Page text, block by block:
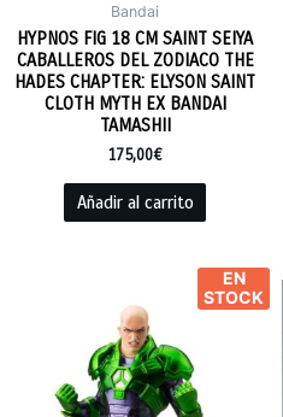
Bandai
HYPNOS FIG 18 CM SAINT SEIYA
CABALLEROS DEL ZODIACO THE
HADES CHAPTER: ELYSON SAINT
CLOTH MYTH EX BANDAI
TAMASHII
175,00€
Añadir al carrito
EN
STOCK